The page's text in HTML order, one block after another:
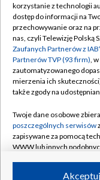
Abonament TVP
Emisja w TVP
Centrum
Naziemna
Rada Programowa
System NOS
Informacje o
korzystanie z technologii
dostęp do informacji na
przechowywanie oraz na
nas, czyli Telewizję Polską
Zaufanych Partnerów z
Partnerów TVP (93 firm),
zautomatyzowanego
mierzenia ich
także zgody na
Twoje dane osobowe
poszczególnych serwisów
zapisywane za pomocą
WWW lub innych